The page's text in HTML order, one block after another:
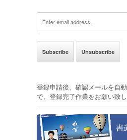
登録申請後、確認メールを自
で、登録完了作業をお願い致し